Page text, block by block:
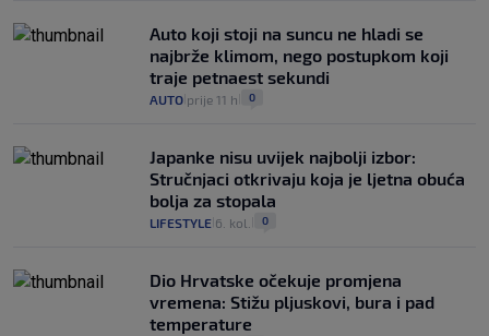
Auto koji stoji na suncu ne hladi se
najbrže klimom, nego postupkom koji
traje petnaest sekundi
AUTO prije 11 h 0
Japanke nisu uvijek najbolji izbor:
Stručnjaci otkrivaju koja je ljetna obuća
bolja za stopala
LIFESTYLE 6. kol. 0
Dio Hrvatske očekuje promjena
vremena: Stižu pljuskovi, bura i pad
temperature